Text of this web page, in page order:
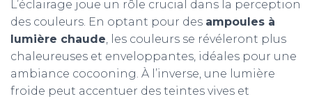
L’éclairage joue un rôle crucial dans la perception
des couleurs. En optant pour des ampoules à
lumière chaude, les couleurs se révéleront plus
chaleureuses et enveloppantes, idéales pour une
ambiance cocooning. À l’inverse, une lumière
froide peut accentuer des teintes vives et